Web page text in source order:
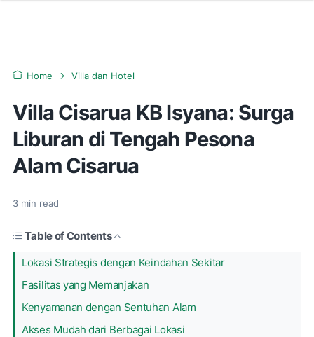
Home Villa dan Hotel
Villa Cisarua KB Isyana: Surga
Liburan di Tengah Pesona
Alam Cisarua
3 min read
Table of Contents
Lokasi Strategis dengan Keindahan Sekitar
Fasilitas yang Memanjakan
Kenyamanan dengan Sentuhan Alam
Akses Mudah dari Berbagai Lokasi